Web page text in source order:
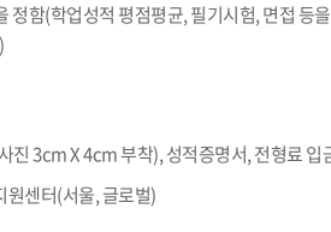
정함(학업성적 평점평균, 필기시험, 면접 등을
진 3cm X 4cm 부착), 성적증명서, 전형료 입
원센터(서울, 글로벌)